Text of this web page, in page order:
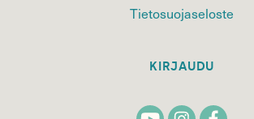
Tietosuojaseloste
KIRJAUDU